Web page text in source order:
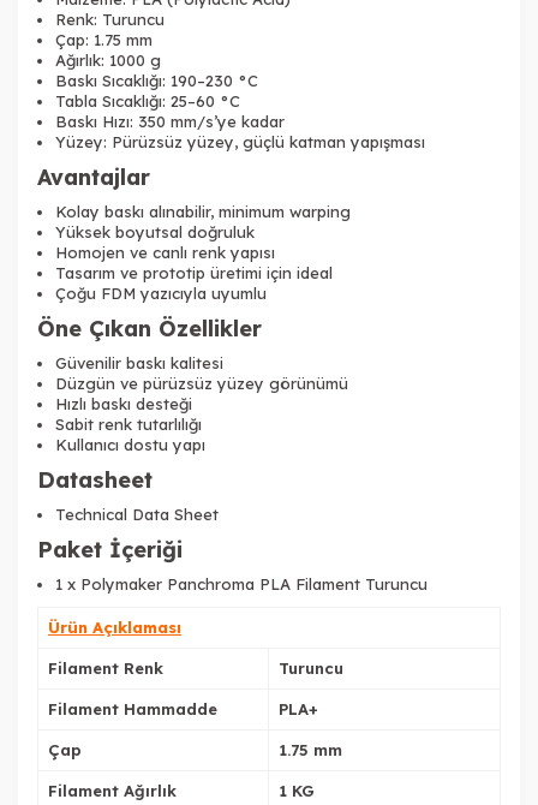
Tükendi Tükendi
Tükendi
Renk: Turuncu
Çap: 1.75 mm
Ağırlık: 1000 g
Baskı Sıcaklığı: 190–230 °C
Tabla Sıcaklığı: 25–60 °C
Baskı Hızı: 350 mm/s’ye kadar
Yüzey: Pürüzsüz yüzey, güçlü katman yapışması
Avantajlar
Kolay baskı alınabilir, minimum warping
Yüksek boyutsal doğruluk
Homojen ve canlı renk yapısı
Tasarım ve prototip üretimi için ideal
Çoğu FDM yazıcıyla uyumlu
Öne Çıkan Özellikler
Güvenilir baskı kalitesi
Düzgün ve pürüzsüz yüzey görünümü
Hızlı baskı desteği
Sabit renk tutarlılığı
Kullanıcı dostu yapı
Datasheet
Technical Data Sheet
Paket İçeriği
1 x Polymaker Panchroma PLA Filament Turuncu
Ürün Açıklaması
Filament Renk Turuncu
Filament Hammadde PLA+
Çap 1.75 mm
Filament Ağırlık 1 KG